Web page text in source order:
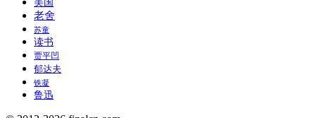
美国
老舍
苏童
读书
贾平凹
郁达夫
铁凝
鲁迅